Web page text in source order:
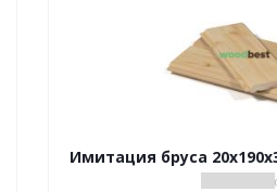
Имитация бруса